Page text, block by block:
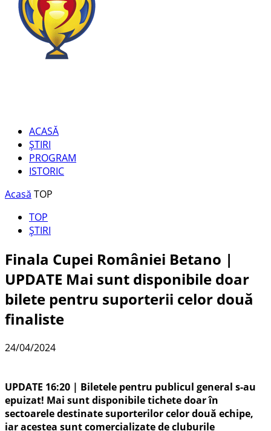
ACASĂ
ȘTIRI
PROGRAM
ISTORIC
Acasă TOP
TOP
ȘTIRI
Finala Cupei României Betano |
UPDATE Mai sunt disponibile doar
bilete pentru suporterii celor două
finaliste
24/04/2024
UPDATE 16:20 | Biletele pentru publicul general s-au
epuizat! Mai sunt disponibile tichete doar în
sectoarele destinate suporterilor celor două echipe,
iar acestea sunt comercializate de cluburile